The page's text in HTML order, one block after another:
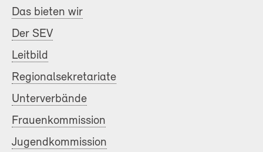
Das bieten wir
Der SEV
Leitbild
Regionalsekretariate
Unterverbände
Frauenkommission
Jugendkommission